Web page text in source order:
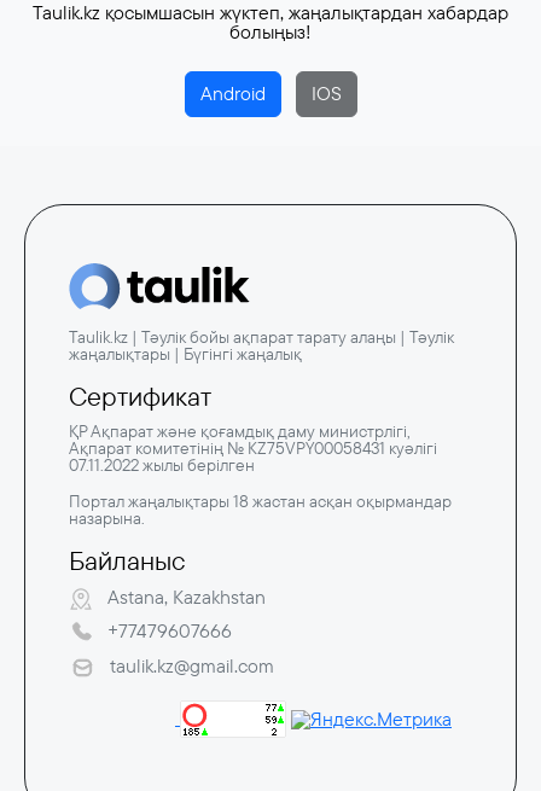
Taulik.kz қосымшасын жүктеп, жаңалықтардан хабардар
болыңыз!
Android IOS
Taulik.kz | Тәулік бойы ақпарат тарату алаңы | Тәулік
жаңалықтары | Бүгінгі жаңалық
Сертификат
ҚР Ақпарат және қоғамдық даму министрлігі,
Ақпарат комитетінің № KZ75VPY00058431 куәлігі
07.11.2022 жылы берілген
Портал жаңалықтары 18 жастан асқан оқырмандар
назарына.
Байланыс
Astana, Kazakhstan
+77479607666
taulik.kz@gmail.com